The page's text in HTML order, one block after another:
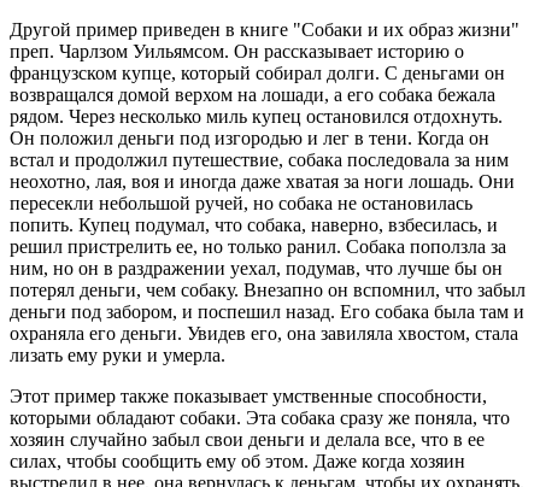
Другой пример приведен в книге "Собаки и их образ жизни"
преп. Чарлзом Уильямсом. Он рассказывает историю о
французском купце, который собирал долги. С деньгами он
возвращался домой верхом на лошади, а его собака бежала
рядом. Через несколько миль купец остановился отдохнуть.
Он положил деньги под изгородью и лег в тени. Когда он
встал и продолжил путешествие, собака последовала за ним
неохотно, лая, воя и иногда даже хватая за ноги лошадь. Они
пересекли небольшой ручей, но собака не остановилась
попить. Купец подумал, что собака, наверно, взбесилась, и
решил пристрелить ее, но только ранил. Собака поползла за
ним, но он в раздражении уехал, подумав, что лучше бы он
потерял деньги, чем собаку. Внезапно он вспомнил, что забыл
деньги под забором, и поспешил назад. Его собака была там и
охраняла его деньги. Увидев его, она завиляла хвостом, стала
лизать ему руки и умерла.
Этот пример также показывает умственные способности,
которыми обладают собаки. Эта собака сразу же поняла, что
хозяин случайно забыл свои деньги и делала все, что в ее
силах, чтобы сообщить ему об этом. Даже когда хозяин
выстрелил в нее, она вернулась к деньгам, чтобы их охранять.